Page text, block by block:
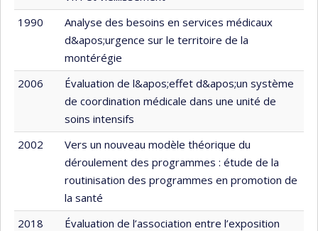
1990
Analyse des besoins en services médicaux
d&apos;urgence sur le territoire de la
montérégie
2006
Évaluation de l&apos;effet d&apos;un système
de coordination médicale dans une unité de
soins intensifs
2002
Vers un nouveau modèle théorique du
déroulement des programmes : étude de la
routinisation des programmes en promotion de
la santé
2018
Évaluation de l’association entre l’exposition